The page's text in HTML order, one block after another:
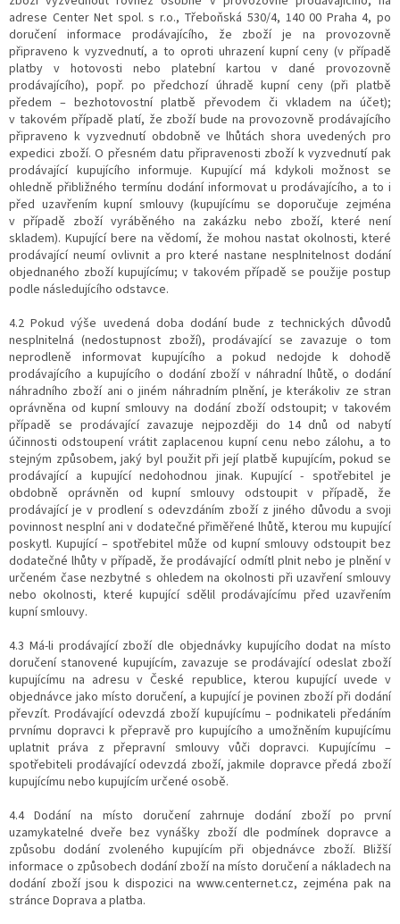
adrese Center Net spol. s r.o., Třeboňská 530/4, 140 00 Praha 4, po
doručení informace prodávajícího, že zboží je na provozovně
připraveno k vyzvednutí, a to oproti uhrazení kupní ceny (v případě
platby v hotovosti nebo platební kartou v dané provozovně
prodávajícího), popř. po předchozí úhradě kupní ceny (při platbě
předem – bezhotovostní platbě převodem či vkladem na účet);
v takovém případě platí, že zboží bude na provozovně prodávajícího
připraveno k vyzvednutí obdobně ve lhůtách shora uvedených pro
expedici zboží. O přesném datu připravenosti zboží k vyzvednutí pak
prodávající kupujícího informuje. Kupující má kdykoli možnost se
ohledně přibližného termínu dodání informovat u prodávajícího, a to i
před uzavřením kupní smlouvy (kupujícímu se doporučuje zejména
v případě zboží vyráběného na zakázku nebo zboží, které není
skladem). Kupující bere na vědomí, že mohou nastat okolnosti, které
prodávající neumí ovlivnit a pro které nastane nesplnitelnost dodání
objednaného zboží kupujícímu; v takovém případě se použije postup
podle následujícího odstavce.
4.2 Pokud výše uvedená doba dodání bude z technických důvodů
nesplnitelná (nedostupnost zboží), prodávající se zavazuje o tom
neprodleně informovat kupujícího a pokud nedojde k dohodě
prodávajícího a kupujícího o dodání zboží v náhradní lhůtě, o dodání
náhradního zboží ani o jiném náhradním plnění, je kterákoliv ze stran
oprávněna od kupní smlouvy na dodání zboží odstoupit; v takovém
případě se prodávající zavazuje nejpozději do 14 dnů od nabytí
účinnosti odstoupení vrátit zaplacenou kupní cenu nebo zálohu, a to
stejným způsobem, jaký byl použit při její platbě kupujícím, pokud se
prodávající a kupující nedohodnou jinak. Kupující - spotřebitel je
obdobně oprávněn od kupní smlouvy odstoupit v případě, že
prodávající je v prodlení s odevzdáním zboží z jiného důvodu a svoji
povinnost nesplní ani v dodatečné přiměřené lhůtě, kterou mu kupující
poskytl. Kupující – spotřebitel může od kupní smlouvy odstoupit bez
dodatečné lhůty v případě, že prodávající odmítl plnit nebo je plnění v
určeném čase nezbytné s ohledem na okolnosti při uzavření smlouvy
nebo okolnosti, které kupující sdělil prodávajícímu před uzavřením
kupní smlouvy.
4.3 Má-li prodávající zboží dle objednávky kupujícího dodat na místo
doručení stanovené kupujícím, zavazuje se prodávající odeslat zboží
kupujícímu na adresu v České republice, kterou kupující uvede v
objednávce jako místo doručení, a kupující je povinen zboží při dodání
převzít. Prodávající odevzdá zboží kupujícímu – podnikateli předáním
prvnímu dopravci k přepravě pro kupujícího a umožněním kupujícímu
uplatnit práva z přepravní smlouvy vůči dopravci. Kupujícímu –
spotřebiteli prodávající odevzdá zboží, jakmile dopravce předá zboží
kupujícímu nebo kupujícím určené osobě.
4.4 Dodání na místo doručení zahrnuje dodání zboží po první
uzamykatelné dveře bez vynášky zboží dle podmínek dopravce a
způsobu dodání zvoleného kupujícím při objednávce zboží. Bližší
informace o způsobech dodání zboží na místo doručení a nákladech na
dodání zboží jsou k dispozici na www.centernet.cz, zejména pak na
stránce Doprava a platba.